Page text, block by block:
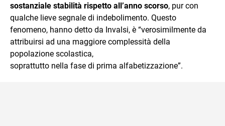
sostanziale stabilità rispetto all’anno scorso, pur con
qualche lieve segnale di indebolimento. Questo
fenomeno, hanno detto da Invalsi, è “verosimilmente da
attribuirsi ad una maggiore complessità della
popolazione scolastica,
soprattutto nella fase di prima alfabetizzazione”.